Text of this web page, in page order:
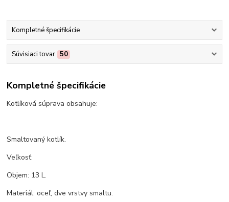
Kompletné špecifikácie
Súvisiaci tovar 50
Kompletné špecifikácie
Kotlíková súprava obsahuje:
Smaltovaný kotlík.
Veľkosť:
Objem: 13 L.
Materiál: oceľ, dve vrstvy smaltu.